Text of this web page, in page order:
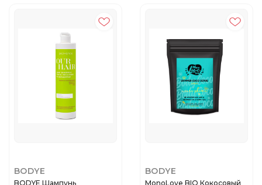
BODYE
BODYE Шампунь
BODYE
MonoLove BIO Кокосовый